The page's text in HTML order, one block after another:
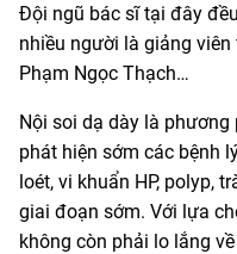
Đội ngũ bác sĩ tại đây
nhiều người là giảng viên
Phạm Ngọc Thạch…
Nội soi dạ dày là
phát hiện sớm các bệnh
loét, vi khuẩn HP, polyp,
giai đoạn sớm. Với lựa
không còn phải lo lắng